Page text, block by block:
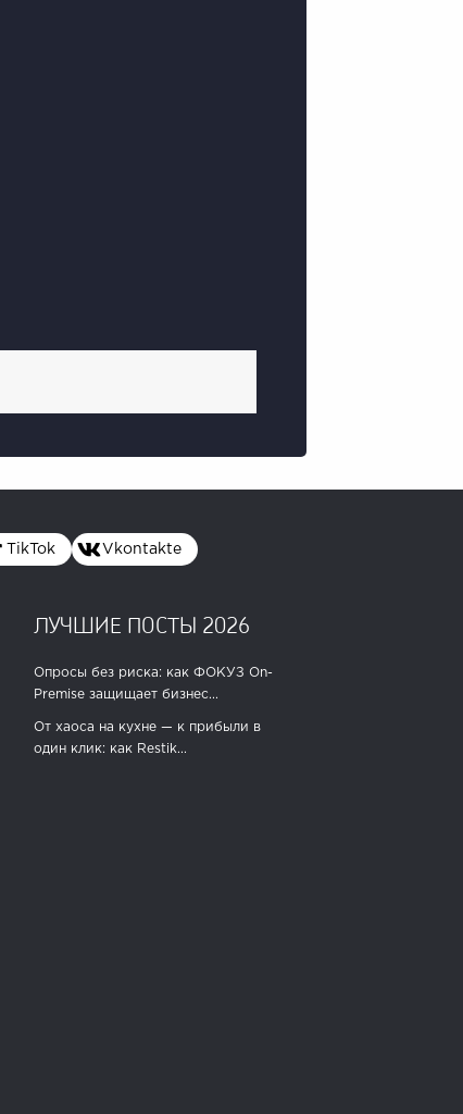
TikTok Vkontakte
ЛУЧШИЕ ПОСТЫ 2026
Опросы без риска: как ФОКУЗ On-
Premise защищает бизнес...
От хаоса на кухне — к прибыли в
один клик: как Restik...